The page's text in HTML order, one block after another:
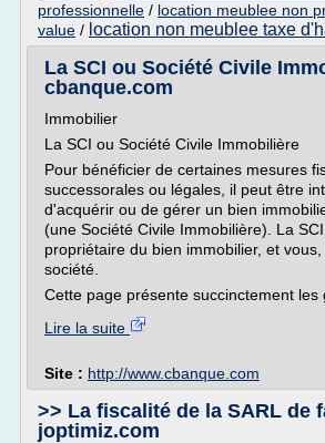
professionnelle / location meublee non
value / location non meublee taxe
La SCI ou Société Civile
cbanque.com
Immobilier
La SCI ou Société Civile Immobilière
Pour bénéficier de certaines mesures
successorales ou légales, il peut être
d'acquérir ou de gérer un bien
(une Société Civile Immobilière). La
propriétaire du bien immobilier, et
société.
Cette page présente succinctement les
Lire la suite
Site : http://www.cbanque.com
>> La fiscalité de la SARL de
joptimiz.com